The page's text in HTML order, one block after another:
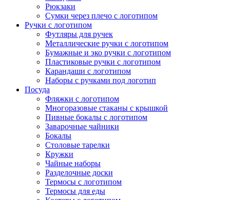
Рюкзаки
Сумки через плечо с логотипом
Ручки с логотипом
Футляры для ручек
Металлические ручки с логотипом
Бумажные и эко ручки с логотипом
Пластиковые ручки с логотипом
Карандаши с логотипом
Наборы с ручками под логотип
Посуда
Фляжки с логотипом
Многоразовые стаканы с крышкой
Пивные бокалы с логотипом
Заварочные чайники
Бокалы
Столовые тарелки
Кружки
Чайные наборы
Разделочные доски
Термосы с логотипом
Термосы для еды